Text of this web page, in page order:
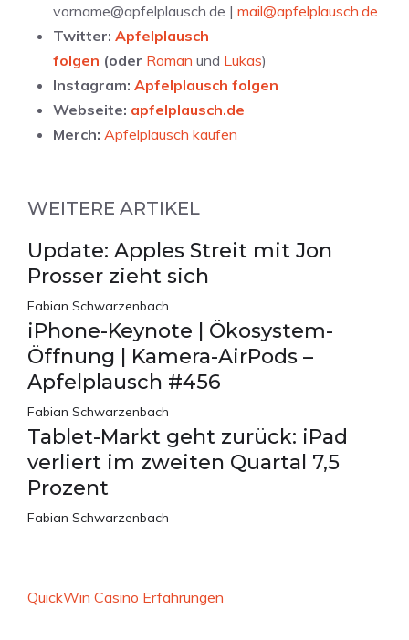
vorname@apfelplausch.de | mail@apfelplausch.de
Twitter: Apfelplausch
folgen (oder Roman und Lukas)
Instagram: Apfelplausch folgen
Webseite: apfelplausch.de
Merch: Apfelplausch kaufen
WEITERE ARTIKEL
Update: Apples Streit mit Jon
Prosser zieht sich
Fabian Schwarzenbach
iPhone-Keynote | Ökosystem-
Öffnung | Kamera-AirPods –
Apfelplausch #456
Fabian Schwarzenbach
Tablet-Markt geht zurück: iPad
verliert im zweiten Quartal 7,5
Prozent
Fabian Schwarzenbach
QuickWin Casino Erfahrungen